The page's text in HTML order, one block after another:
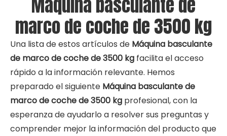
marco de coche de 3500 kg
Una lista de estos artículos de Máquina basculante
de marco de coche de 3500 kg facilita el acceso
rápido a la información relevante. Hemos
preparado el siguiente Máquina basculante de
marco de coche de 3500 kg profesional, con la
esperanza de ayudarlo a resolver sus preguntas y
comprender mejor la información del producto que